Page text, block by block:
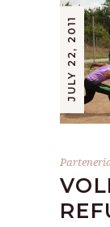
JULY 22, 2011